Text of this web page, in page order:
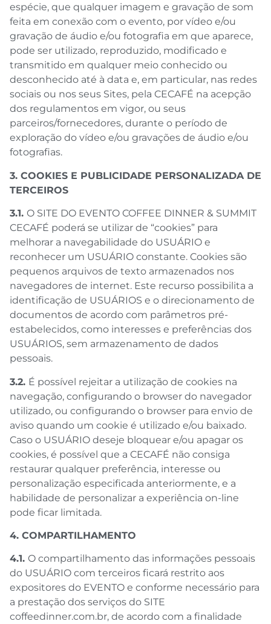
espécie, que qualquer imagem e gravação de som
feita em conexão com o evento, por vídeo e/ou
gravação de áudio e/ou fotografia em que aparece,
pode ser utilizado, reproduzido, modificado e
transmitido em qualquer meio conhecido ou
desconhecido até à data e, em particular, nas redes
sociais ou nos seus Sites, pela CECAFÉ na acepção
dos regulamentos em vigor, ou seus
parceiros/fornecedores, durante o período de
exploração do vídeo e/ou gravações de áudio e/ou
fotografias.
3. COOKIES E PUBLICIDADE PERSONALIZADA DE
TERCEIROS
3.1. O SITE DO EVENTO COFFEE DINNER & SUMMIT
CECAFÉ poderá se utilizar de “cookies” para
melhorar a navegabilidade do USUÁRIO e
reconhecer um USUÁRIO constante. Cookies são
pequenos arquivos de texto armazenados nos
navegadores de internet. Este recurso possibilita a
identificação de USUÁRIOS e o direcionamento de
documentos de acordo com parâmetros pré-
estabelecidos, como interesses e preferências dos
USUÁRIOS, sem armazenamento de dados
pessoais.
3.2. É possível rejeitar a utilização de cookies na
navegação, configurando o browser do navegador
utilizado, ou configurando o browser para envio de
aviso quando um cookie é utilizado e/ou baixado.
Caso o USUÁRIO deseje bloquear e/ou apagar os
cookies, é possível que a CECAFÉ não consiga
restaurar qualquer preferência, interesse ou
personalização especificada anteriormente, e a
habilidade de personalizar a experiência on-line
pode ficar limitada.
4. COMPARTILHAMENTO
4.1. O compartilhamento das informações pessoais
do USUÁRIO com terceiros ficará restrito aos
expositores do EVENTO e conforme necessário para
a prestação dos serviços do SITE
coffeedinner.com.br, de acordo com a finalidade